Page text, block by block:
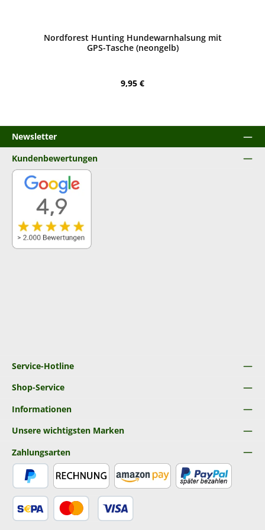
Nordforest Hunting Hundewarnhalsung mit
GPS-Tasche (neongelb)
Regulärer Preis:
9,95 €
Newsletter
Service-Hotline
Shop-Service
Informationen
Unsere wichtigsten Marken
Kundenbewertungen
Zahlungsarten